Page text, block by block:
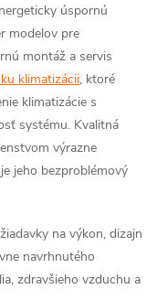
úspornú
modelov pre
montáž a servis
klimatizácii, ktoré
klimatizácie s
systému. Kvalitná
výrazne
jeho bezproblémový
na výkon, dizajn
navrhnutého
zdravšieho vzduchu a